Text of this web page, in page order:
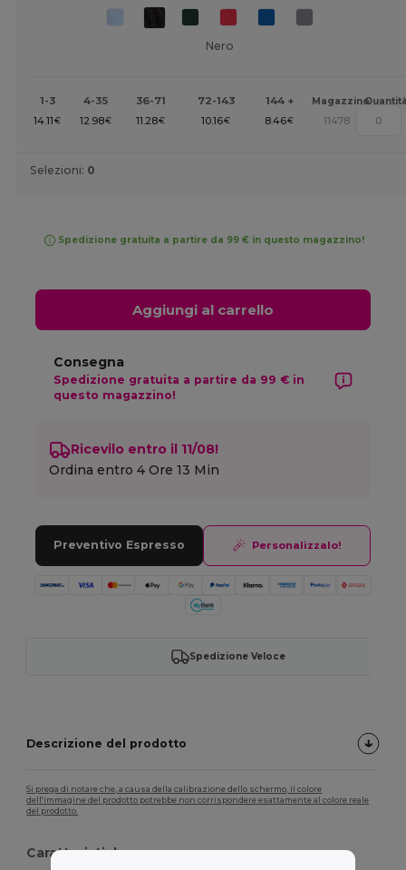
Nero
1-3 4-35 36-71 72-143 144 + Magazzino
14.11€ 12.98€ 11.28€ 10.16€ 8.46€ 11478
Selezioni: 0
Spedizione gratuita a partire da 99 € in questo magazzino!
Aggiungi al carrello
Consegna
Spedizione gratuita a partire da 99 € in
questo magazzino!
Ricevilo entro il 11/08!
Ordina entro4 Ore 13 Min
Preventivo Espresso Personalizzalo!
Spedizione Veloce
Descrizione del prodotto
Si prega di notare che, a causa della calibrazione dello schermo, il colore
dell'immagine del prodotto potrebbe non corrispondere esattamente al colore reale
del prodotto.
Caratteristiche: